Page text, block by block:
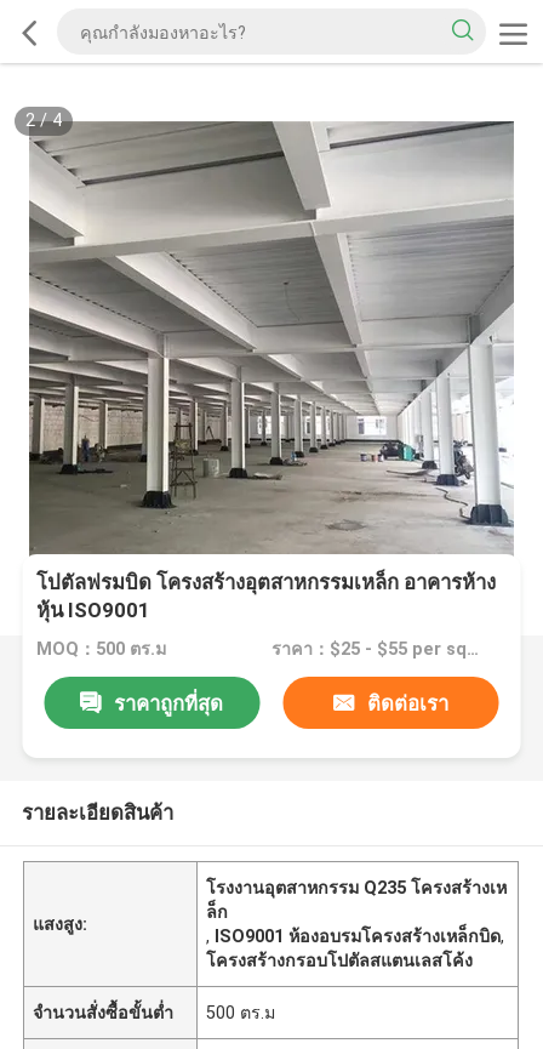
2/4
โปตัลฟรมบิด โครงสร้างอุตสาหกรรมเหล็ก อาคารห้าง
หุ้น ISO9001
MOQ：500 ตร.ม ราคา：$25 - $55 per square meter
ราคาถูกที่สุด ติดต่อเรา
รายละเอียดสินค้า
แสงสูง:
โรงงานอุตสาหกรรม Q235 โครงสร้างเห
ล็ก
, ISO9001 ห้องอบรมโครงสร้างเหล็กบิด,
โครงสร้างกรอบโปตัลสแตนเลสโค้ง
จำนวนสั่งซื้อขั้นต่ำ 500 ตร.ม